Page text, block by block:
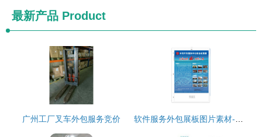
最新产品 Product
广州工厂叉车外包服务竞价